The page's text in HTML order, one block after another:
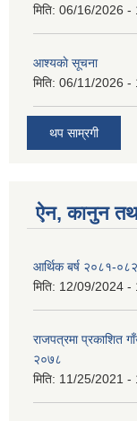
मिति: 06/16/2026 -
आश्यकाे सूचना
मिति: 06/11/2026 -
थप साम्रगी
ऐन, कानुन
आर्थिक बर्ष २०८१-
मिति: 12/09/2024 -
राजपत्रमा प्रकाशित
२०७८
मिति: 11/25/2021 -